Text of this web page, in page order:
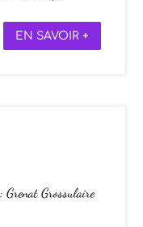
EN SAVOIR +
Grenat Grossulaire